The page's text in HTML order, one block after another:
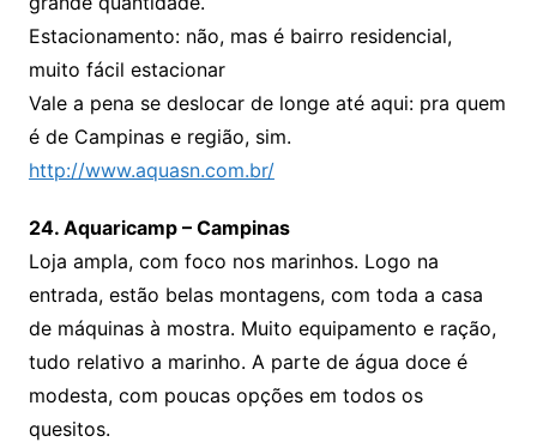
Estacionamento: não, mas é bairro residencial,
muito fácil estacionar
Vale a pena se deslocar de longe até aqui: pra quem
é de Campinas e região, sim.
http://www.aquasn.com.br/
24. Aquaricamp – Campinas
Loja ampla, com foco nos marinhos. Logo na
entrada, estão belas montagens, com toda a casa
de máquinas à mostra. Muito equipamento e ração,
tudo relativo a marinho. A parte de água doce é
modesta, com poucas opções em todos os
quesitos.